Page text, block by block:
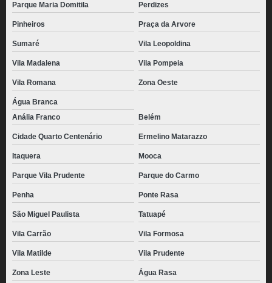
Parque Maria Domitila Perdizes
Pinheiros Praça da Arvore
Sumaré Vila Leopoldina
Vila Madalena Vila Pompeia
Vila Romana Zona Oeste
Água Branca
Anália Franco
Belém
Cidade Quarto Centenário Ermelino Matarazzo
Itaquera Mooca
Parque Vila Prudente Parque do Carmo
Penha Ponte Rasa
São Miguel Paulista Tatuapé
Vila Carrão Vila Formosa
Vila Matilde Vila Prudente
Zona Leste
Água Rasa